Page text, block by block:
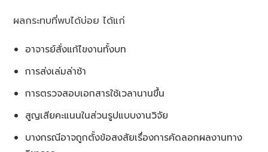
ผลกระทบที่พบได้บ่อย ได้แก่
อาจารย์สั่งแก้ไขงานทั้งบท
การส่งเล่มล่าช้า
การตรวจสอบเอกสารใช้เวลานานขึ้น
สูญเสียคะแนนในส่วนรูปแบบงานวิจัย
บางกรณีอาจถูกตั้งข้อสงสัยเรื่องการคัดลอกผลงานทาง